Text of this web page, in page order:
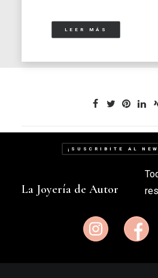
LEER MÁS
¡SUSCRIBITE AL
La Joyería de Autor